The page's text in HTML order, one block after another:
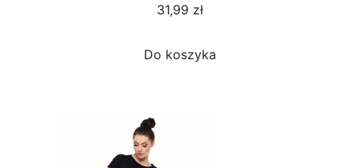
31,99 zł
Do koszyka